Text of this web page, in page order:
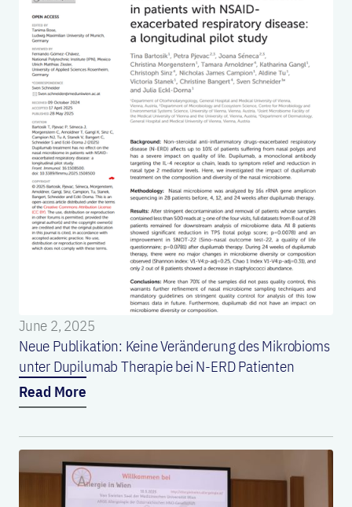
June 2, 2025
Neue Publikation: Keine Veränderung des Mikrobioms
unter Dupilumab Therapie bei N-ERD Patienten
Read More